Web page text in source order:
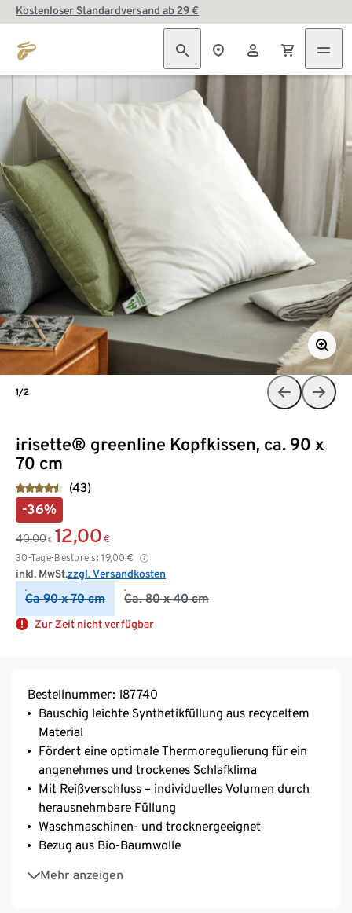
Kostenloser Standardversand ab 29 €
irisette® greenline Kopfkissen, ca. 90 x
70 cm
(43)
-36%
40,00 € 12,00 €
30-Tage-Bestpreis: 19,00 €
inkl. MwSt.zzgl. Versandkosten
Ca 90 x 70 cm Ca. 80 x 40 cm
Zur Zeit nicht verfügbar
1/2
Bestellnummer: 187740
Bauschig leichte Synthetikfüllung aus recyceltem
Material
Fördert eine optimale Thermoregulierung für ein
angenehmes und trockenes Schlafklima
Mit Reißverschluss – individuelles Volumen durch
herausnehmbare Füllung
Waschmaschinen- und trocknergeeignet
Bezug aus Bio-Baumwolle
Mehr anzeigen
irisette® greenline: exklusiv entwickelt für Tchibo